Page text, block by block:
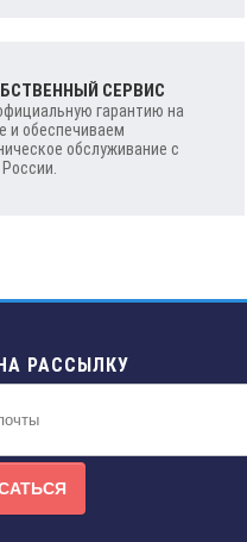
СЕРВИС
гарантию на
и обеспечиваем
обслуживание с
РАССЫЛКУ